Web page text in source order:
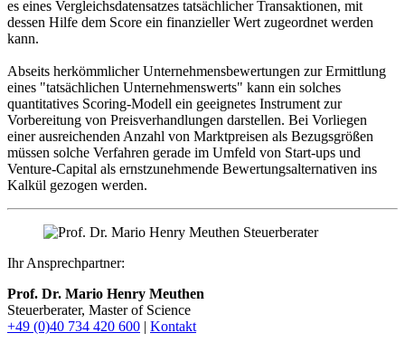
es eines Vergleichsdatensatzes tatsächlicher Transaktionen, mit
dessen Hilfe dem Score ein finanzieller Wert zugeordnet werden
kann.
Abseits herkömmlicher Unternehmensbewertungen zur Ermittlung
eines "tatsächlichen Unternehmenswerts" kann ein solches
quantitatives Scoring-Modell ein geeignetes Instrument zur
Vorbereitung von Preisverhandlungen darstellen. Bei Vorliegen
einer ausreichenden Anzahl von Marktpreisen als Bezugsgrößen
müssen solche Verfahren gerade im Umfeld von Start-ups und
Venture-Capital als ernstzunehmende Bewertungsalternativen ins
Kalkül gezogen werden.
Ihr Ansprechpartner:
Prof. Dr. Mario Henry Meuthen
Steuerberater, Master of Science
+49 (0)40 734 420 600 | Kontakt